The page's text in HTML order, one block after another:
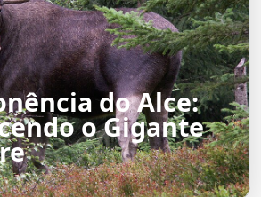
do Alce:
o Gigante